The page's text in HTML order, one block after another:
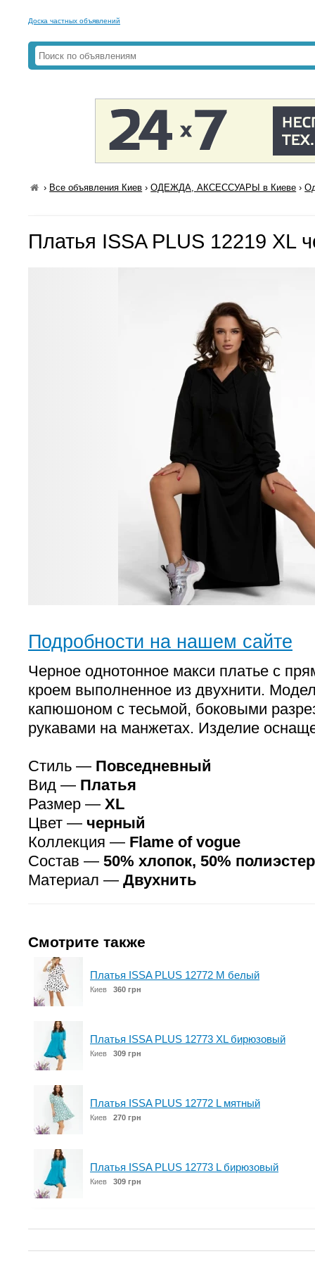
Доска частных объявлений
› Все объявления Киев ›ОДЕЖДА, АКСЕССУАРЫ в Киеве ›
Платья ISSA PLUS 12219 XL
Подробности на нашем сайте
Черное однотонное макси платье с
кроем выполненное из двухнити.
капюшоном с тесьмой, боковыми
рукавами на манжетах. Изделие
Стиль — Повседневный
Вид — Платья
Размер — XL
Цвет — черный
Коллекция — Flame of vogue
Состав — 50% хлопок, 50% полиэстер
Материал — Двухнить
Смотрите также
Платья ISSA PLUS 12772 M белый
Киев 360 грн
Платья ISSA PLUS 12773 XL бирюзовый
Киев 309 грн
Платья ISSA PLUS 12772 L мятный
Киев 270 грн
Платья ISSA PLUS 12773 L бирюзовый
Киев 309 грн